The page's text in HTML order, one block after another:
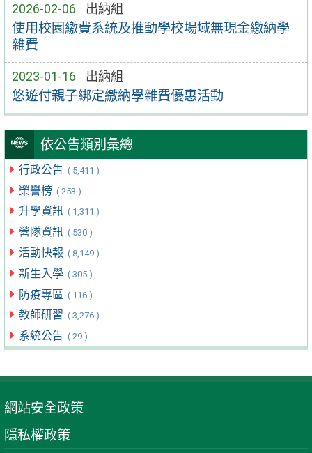
2026-02-06 出納組
使用校園繳費系統及推動學校場域無現金繳納學
雜費
2023-01-16 出納組
悠遊付親子綁定繳納學雜費優惠活動
依公告類別彙總
行政公告 ( 5,411 )
榮譽榜 ( 253 )
升學資訊 ( 1,311 )
營隊資訊 ( 530 )
活動快報 ( 8,149 )
新生入學 ( 305 )
防疫專區 ( 116 )
教師研習 ( 3,276 )
系統公告 ( 29 )
網站安全政策
隱私權政策